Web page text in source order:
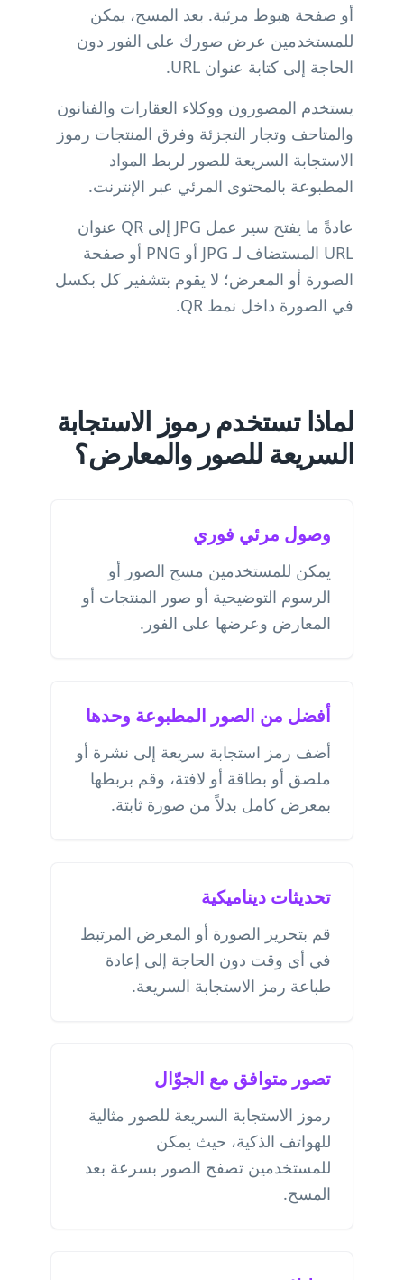
أو صفحة هبوط مرئية. بعد المسح، يمكن
للمستخدمين عرض صورك على الفور دون
الحاجة إلى كتابة عنوان URL.
يستخدم المصورون ووكلاء العقارات والفنانون
والمتاحف وتجار التجزئة وفرق المنتجات رموز
الاستجابة السريعة للصور لربط المواد
المطبوعة بالمحتوى المرئي عبر الإنترنت.
عادةً ما يفتح سير عمل JPG إلى QR عنوان
URL المستضاف لـ JPG أو PNG أو صفحة
الصورة أو المعرض؛ لا يقوم بتشفير كل بكسل
في الصورة داخل نمط QR.
لماذا تستخدم رموز الاستجابة
السريعة للصور والمعارض؟
وصول مرئي فوري
يمكن للمستخدمين مسح الصور أو
الرسوم التوضيحية أو صور المنتجات أو
المعارض وعرضها على الفور.
أفضل من الصور المطبوعة وحدها
أضف رمز استجابة سريعة إلى نشرة أو
ملصق أو بطاقة أو لافتة، وقم بربطها
بمعرض كامل بدلاً من صورة ثابتة.
تحديثات ديناميكية
قم بتحرير الصورة أو المعرض المرتبط
في أي وقت دون الحاجة إلى إعادة
طباعة رمز الاستجابة السريعة.
تصور متوافق مع الجوّال
رموز الاستجابة السريعة للصور مثالية
للهواتف الذكية، حيث يمكن
للمستخدمين تصفح الصور بسرعة بعد
المسح.